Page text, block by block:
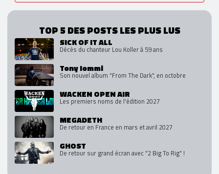
TOP 5 DES POSTS LES PLUS LUS
SICK OF IT ALL
Décès du chanteur Lou Koller à 59 ans
Tony Iommi
Son nouvel album "From The Dark", en octobre
WACKEN OPEN AIR
Les premiers noms de l'édition 2027
MEGADETH
De retour en France en mars et avril 2027
GHOST
De retour sur grand écran avec "2 Big To Rig" !